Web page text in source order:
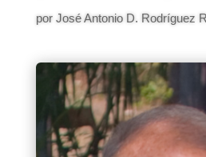
por José Antonio D. Rodríguez